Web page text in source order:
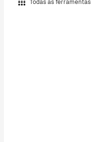
Todas as ferramentas